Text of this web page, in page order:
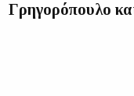
Γρηγορόπουλο